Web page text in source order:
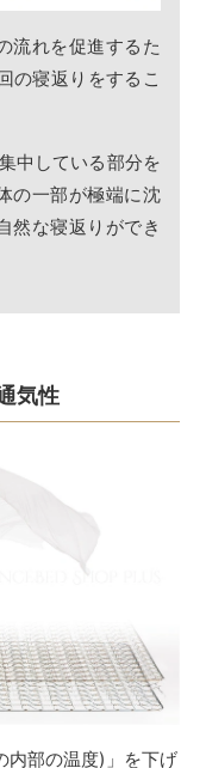
流れを促進するた
の寝返りをするこ
中している部分を
の一部が極端に沈
然な寝返りができ
気性
内部の温度)」を下げ